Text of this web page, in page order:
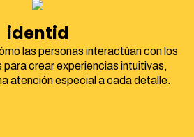
corpora
las personas interactúan con los
crear experiencias intuitivas,
atención especial a cada detalle.